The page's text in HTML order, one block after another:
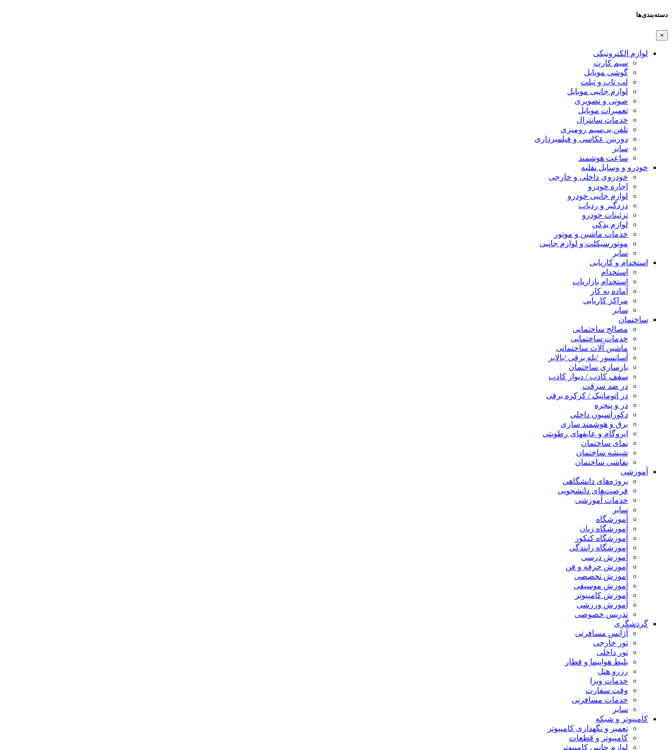
دسته‌بندی‌ها
×
لوازم الکترونیکی
سیم کارت
گوشی موبایل
لپ تاپ و تبلت
لوازم جانبی موبایل
صوتی و تصویری
تعمیرات موبایل
خدمات سانترال
تلفن بی‌سیم رومیزی
دوربین عکاسی و فیلمبرداری
سایر
ساعت هوشمند
خودرو و وسایل نقلیه
خودروی داخلی و خارجی
اجاره خودرو
لوازم جانبی خودرو
دزدگیر و ردیاب
تزئینات خودرو
لوازم یدکی
خدمات ماشین و موتور
موتورسیکلت و لوازم جانبی
سایر
استخدام و کاریابی
استخدام
استخدام بازاریاب
آماده به کار
مراکز کاریابی
سایر
ساختمان
مصالح ساختمانی
خدمات ساختمانی
ماشین آلات ساختمانی
آسانسور /پله برقی /بالابر
بازسازی ساختمان
سقف کاذب / دیوار کاذب
در ضد سرقت
در اتوماتیک / کرکره برقی
در و پنجره
دکوراسیون داخلی
برق و هوشمند سازی
ایزوگام و عایقهای رطوبتی
نمای ساختمان
شیشه ساختمان
نقاشی ساختمان
آموزشی
پروژه‌های دانشگاهی
فرصت‌های دانشجویی
خدمات آموزشی
سایر
آموزشگاه
آموزشگاه زبان
آموزشگاه کنکور
آموزشگاه رانندگی
آموزش درسی
آموزش حرفه و فن
آموزش تخصصی
آموزش موسیقی
آموزش کامپیوتر
آموزش ورزشی
تدریس خصوصی
گردشگری
آژانس مسافرتی
تور خارجی
تور داخلی
بلیط هواپیما و قطار
رزرو هتل
خدمات ویزا
وقت سفارت
خدمات مسافرتی
سایر
کامپیوتر و شبکه
تعمیر و نگهداری کامپیوتر
کامپیوتر و قطعات
لوازم جانبی کامپیوتر